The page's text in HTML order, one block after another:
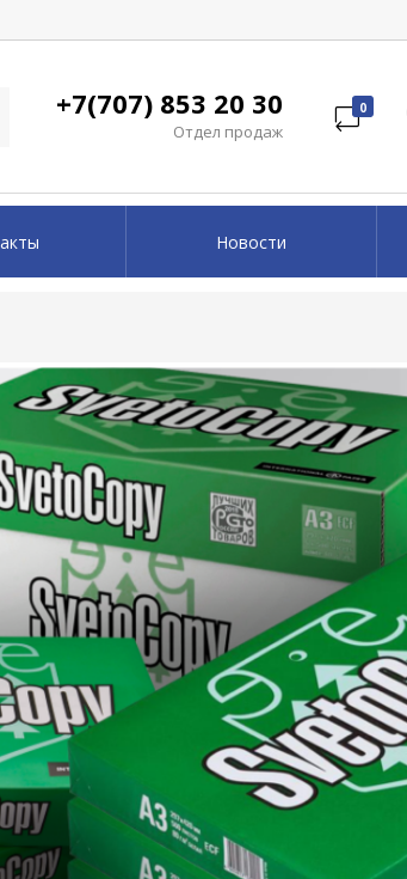
+7(707) 853 20 30
Отдел продаж
0
Новости